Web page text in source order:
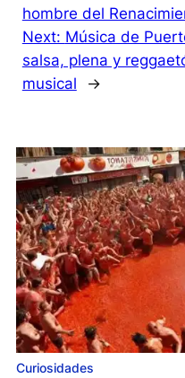
hombre del
Next: Música de
salsa, plena y
musical
→
Curiosidades